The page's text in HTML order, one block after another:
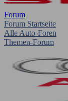
Forum
Forum Startseite
Alle Auto-Foren
Themen-Forum